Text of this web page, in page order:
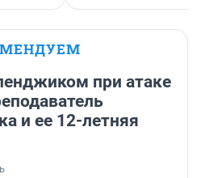
при атаке
и ее 12-летняя